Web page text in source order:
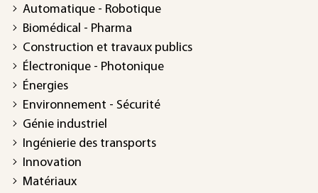
Automatique - Robotique
Biomédical - Pharma
Construction et travaux publics
Électronique - Photonique
Énergies
Environnement - Sécurité
Génie industriel
Ingénierie des transports
Innovation
Matériaux